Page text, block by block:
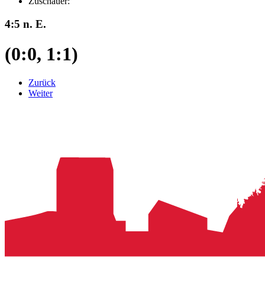
4:5 n. E.
(0:0, 1:1)
Zurück
Weiter